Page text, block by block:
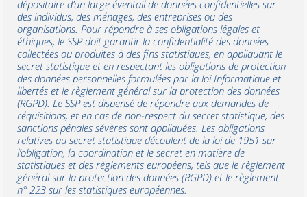
dépositaire d’un large éventail de données confidentielles sur
des individus, des ménages, des entreprises ou des
organisations. Pour répondre à ses obligations légales et
éthiques, le SSP doit garantir la confidentialité des données
collectées ou produites à des fins statistiques, en appliquant le
secret statistique et en respectant les obligations de protection
des données personnelles formulées par la loi Informatique et
libertés et le règlement général sur la protection des données
(RGPD). Le SSP est dispensé de répondre aux demandes de
réquisitions, et en cas de non-respect du secret statistique, des
sanctions pénales sévères sont appliquées. Les obligations
relatives au secret statistique découlent de la loi de 1951 sur
l’obligation, la coordination et le secret en matière de
statistiques et des règlements européens, tels que le règlement
général sur la protection des données (RGPD) et le règlement
n° 223 sur les statistiques européennes.